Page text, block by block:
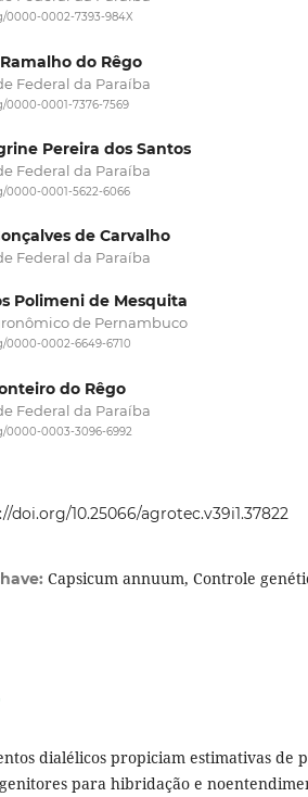
0000-0002-7393-984X
do Rêgo
Federal da Paraíba
0000-0001-7376-7569
Pereira dos Santos
Federal da Paraíba
0000-0001-5622-6066
de Carvalho
Federal da Paraíba
Polimeni de Mesquita
de Pernambuco
0000-0002-6649-6710
do Rêgo
Federal da Paraíba
0000-0003-3096-6992
doi.org/10.25066/agrotec.v39i1.37822
Capsicum annuum, Controle
dialélicos propiciam estimativas de
para hibridação e